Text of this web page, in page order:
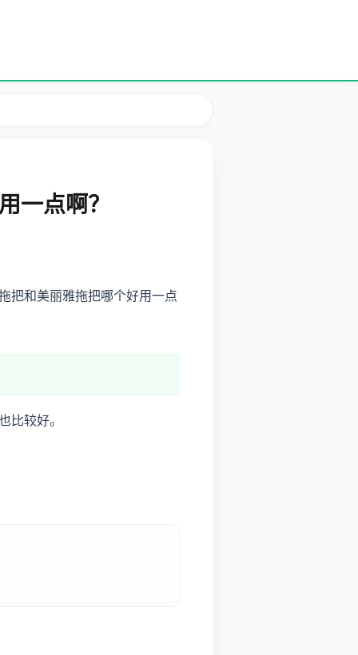
一点啊？
把和美丽雅拖把哪个好用一点
比较好。